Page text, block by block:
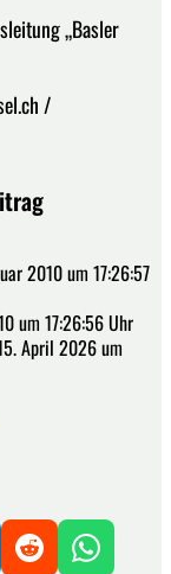
„Basler
/
2010 um 17:26:57
um 17:26:56 Uhr
April 2026 um